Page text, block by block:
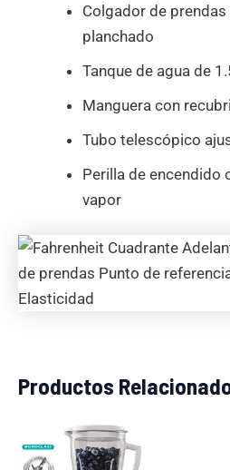
Colgador de
planchado
Tanque de agua de
Manguera con
Tubo telescópico
Perilla de encendido
vapor
Productos
El
precio
original